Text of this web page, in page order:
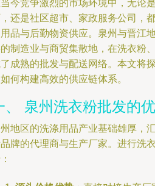
今竞争激烈的市场环境中，无论
还是社区超市、家政服务公司，
品与后勤物资供应。泉州与晋江
制造业与商贸集散地，在洗衣粉
成熟的批发与配送网络。本文将
何构建高效的供应链体系。
、 泉州洗衣粉批发的
地区的洗涤用品产业基础雄厚，
牌的代理商与生产厂家。进行洗